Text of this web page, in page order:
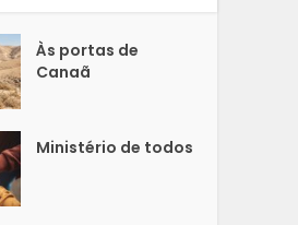
Às portas de
Canaã
Ministério de todos